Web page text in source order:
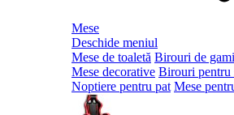
Mese
Deschide meniul
Mese de toaletă Birouri de
Mese decorative Birouri pentru
Noptiere pentru pat Mese